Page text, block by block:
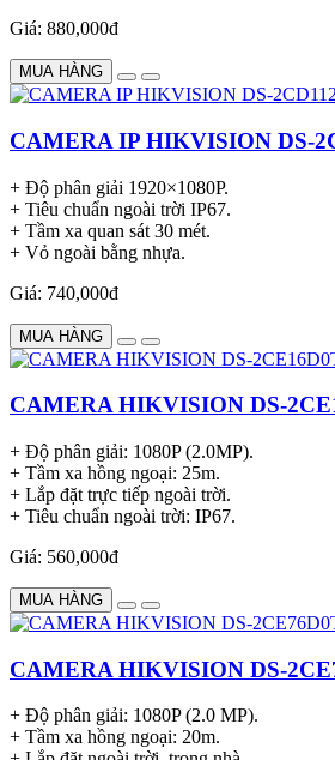
Giá: 880,000đ
MUA HÀNG
CAMERA IP HIKVISION DS-
+ Độ phân giải 1920×1080P.
+ Tiêu chuẩn ngoài trời IP67.
+ Tầm xa quan sát 30 mét.
+ Vỏ ngoài bằng nhựa.
Giá: 740,000đ
MUA HÀNG
CAMERA HIKVISION DS-
+ Độ phân giải: 1080P (2.0MP).
+ Tầm xa hồng ngoại: 25m.
+ Lắp đặt trực tiếp ngoài trời.
+ Tiêu chuẩn ngoài trời: IP67.
Giá: 560,000đ
MUA HÀNG
CAMERA HIKVISION DS-
+ Độ phân giải: 1080P (2.0 MP).
+ Tầm xa hồng ngoại: 20m.